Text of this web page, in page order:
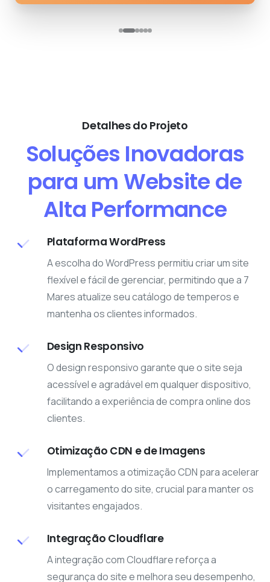
Detalhes do Projeto
Soluções Inovadoras
para um Website de
Alta Performance
Plataforma WordPress
A escolha do WordPress permitiu criar um site
flexível e fácil de gerenciar, permitindo que a 7
Mares atualize seu catálogo de temperos e
mantenha os clientes informados.
Design Responsivo
O design responsivo garante que o site seja
acessível e agradável em qualquer dispositivo,
facilitando a experiência de compra online dos
clientes.
Otimização CDN e de Imagens
Implementamos a otimização CDN para acelerar
o carregamento do site, crucial para manter os
visitantes engajados.
Integração Cloudflare
A integração com Cloudflare reforça a
segurança do site e melhora seu desempenho,